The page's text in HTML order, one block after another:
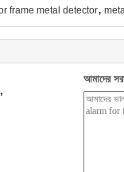
frame metal detector,
আমাদের